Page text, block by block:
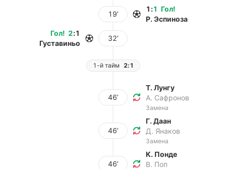
19’
Гол!
1 :1
Р. Эспиноза
Гол! 2:1
Густавиньо
32’
1-й тайм 2:1
46’
Т. Лунгу
А. Сафронов
Замена
46’
Г. Даан
Д. Янаков
Замена
46’
К. Понде
В. Поп